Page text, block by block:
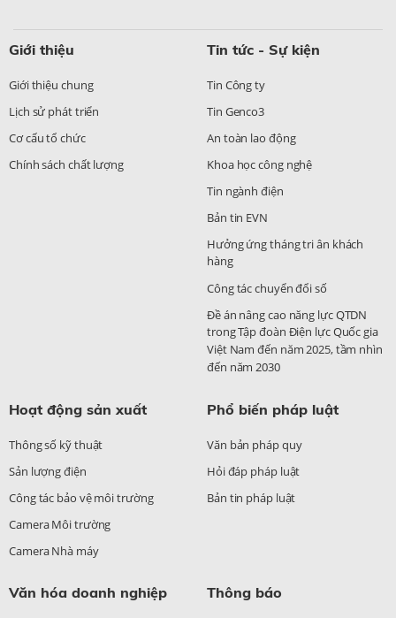
Giới thiệu
Giới thiệu chung
Lịch sử phát triển
Cơ cấu tổ chức
Chính sách chất lượng
Tin tức - Sự kiện
Tin Công ty
Tin Genco3
An toàn lao động
Khoa học công nghệ
Tin ngành điện
Bản tin EVN
Hưởng ứng tháng tri ân khách
hàng
Công tác chuyển đổi số
Đề án nâng cao năng lực QTDN
trong Tập đoàn Điện lực Quốc gia
Việt Nam đến năm 2025, tầm nhìn
đến năm 2030
Hoạt động sản xuất
Thông số kỹ thuật
Sản lượng điện
Công tác bảo vệ môi trường
Camera Môi trường
Camera Nhà máy
Phổ biến pháp luật
Văn bản pháp quy
Hỏi đáp pháp luật
Bản tin pháp luật
Văn hóa doanh nghiệp Thông báo